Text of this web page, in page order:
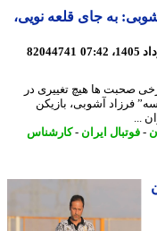
به جای قلعه نویی،
82044741
ها هیچ تغییری در
آشوبی، بازیکن
فوتبال ایران -
کارشناس